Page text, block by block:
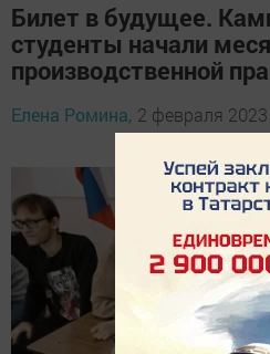
Билет в будущее.
студенты начали
производственной
Елена Ромина, 2 февраля 2023